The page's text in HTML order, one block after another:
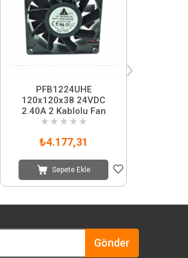
PFB1224UHE
120x120x38 24VDC
2.40A 2 Kablolu Fan
★ ★ ★ ★ ★
₺4.177,31
Sepete Ekle
Gönder